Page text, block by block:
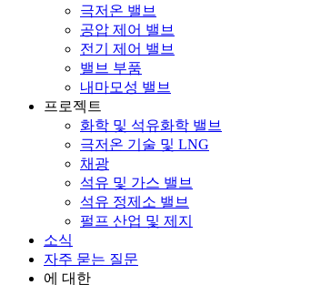
극저온 밸브
공압 제어 밸브
전기 제어 밸브
밸브 부품
내마모성 밸브
프로젝트
화학 및 석유화학 밸브
극저온 기술 및 LNG
채광
석유 및 가스 밸브
석유 정제소 밸브
펄프 산업 및 제지
소식
자주 묻는 질문
에 대한